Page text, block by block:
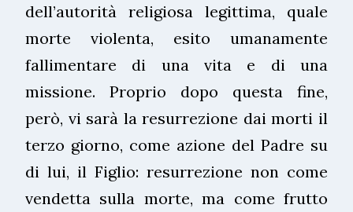
dell’autorità religiosa legittima, quale
morte violenta, esito umanamente
fallimentare di una vita e di una
missione. Proprio dopo questa fine,
però, vi sarà la resurrezione dai morti il
terzo giorno, come azione del Padre su
di lui, il Figlio: resurrezione non come
vendetta sulla morte, ma come frutto